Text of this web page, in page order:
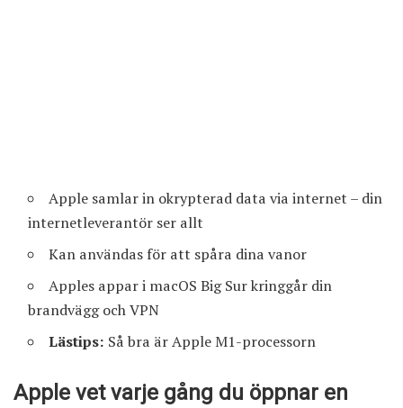
Apple samlar in okrypterad data via internet – din
internetleverantör ser allt
Kan användas för att spåra dina vanor
Apples appar i macOS Big Sur kringgår din
brandvägg och VPN
Lästips: Så bra är Apple M1-processorn
Apple vet varje gång du öppnar en